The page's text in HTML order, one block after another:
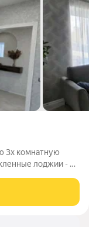
3х комнатную
лоджии - 3
Кирпичный дом